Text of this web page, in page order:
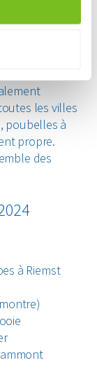
et des
d’étape
les villes
poubelles à
propre.
des
à Riemst